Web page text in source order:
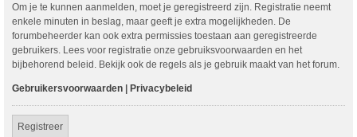
Om je te kunnen aanmelden, moet je geregistreerd zijn. Registratie neemt
enkele minuten in beslag, maar geeft je extra mogelijkheden. De
forumbeheerder kan ook extra permissies toestaan aan geregistreerde
gebruikers. Lees voor registratie onze gebruiksvoorwaarden en het
bijbehorend beleid. Bekijk ook de regels als je gebruik maakt van het forum.
Gebruikersvoorwaarden | Privacybeleid
Registreer